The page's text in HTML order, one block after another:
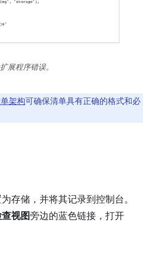
展程序错误。
架构可确保清单具有正确的格式和必
存储，并将其记录到控制台。
视图旁边的蓝色链接，打开